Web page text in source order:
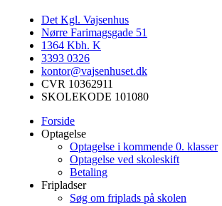
Det Kgl. Vajsenhus
Nørre Farimagsgade 51
1364 Kbh. K
3393 0326
kontor@vajsenhuset.dk
CVR 10362911
SKOLEKODE 101080
Forside
Optagelse
Optagelse i kommende 0. klasser
Optagelse ved skoleskift
Betaling
Fripladser
Søg om friplads på skolen